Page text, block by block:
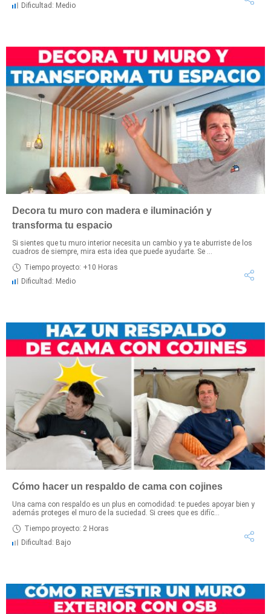
Dificultad: Medio
Decora tu muro con madera e iluminación y
transforma tu espacio
Si sientes que tu muro interior necesita un cambio y ya te aburriste de los
cuadros de siempre, mira esta idea que puede ayudarte. Se ...
Tiempo proyecto: +10 Horas
Dificultad: Medio
Cómo hacer un respaldo de cama con cojines
Una cama con respaldo es un plus en comodidad: te puedes apoyar bien y
además proteges el muro de la suciedad. Si crees que es difíc...
Tiempo proyecto: 2 Horas
Dificultad: Bajo